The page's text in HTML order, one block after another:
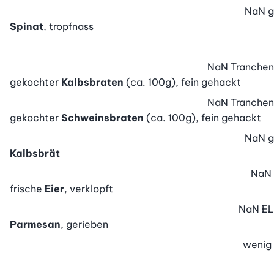
Spinat, tropfnass
NaN g
gekochter Kalbsbraten (ca. 100g), fein gehackt
NaN Tranchen
gekochter Schweinsbraten (ca. 100g), fein gehackt
NaN Tranchen
Kalbsbrät
NaN g
frische Eier, verklopft
NaN
Parmesan, gerieben
NaN EL
wenig